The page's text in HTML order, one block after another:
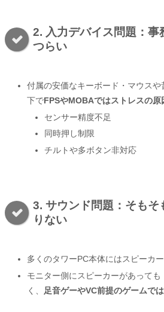
2. 入力デバイス問題：事
つらい
付属の安価なキーボード・マウスや
下でFPSやMOBAではストレスの原
センサー精度不足
同時押し制限
チルトや多ボタン非対応
3. サウンド問題：そもそ
りない
多くのタワーPC本体にはスピーカ
モニター側にスピーカーがあって
く、
足音ゲーやVC前提のゲームで